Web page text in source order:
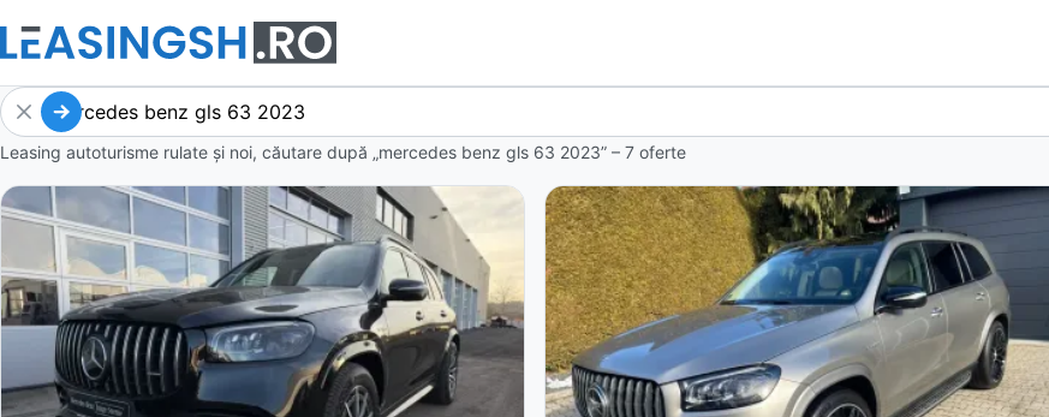
Leasing autoturisme rulate și noi, căutare după „mercedes benz gls 63 2023” – 7 oferte